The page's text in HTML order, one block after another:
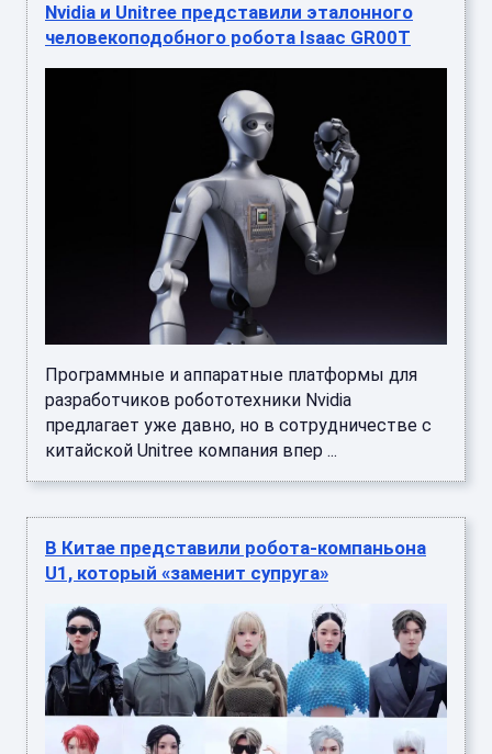
Nvidia и Unitree представили эталонного
человекоподобного робота Isaac GR00T
Программные и аппаратные платформы для
разработчиков робототехники Nvidia
предлагает уже давно, но в сотрудничестве с
китайской Unitree компания впер ...
В Китае представили робота-компаньона
U1, который «заменит супруга»